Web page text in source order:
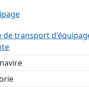
de transport